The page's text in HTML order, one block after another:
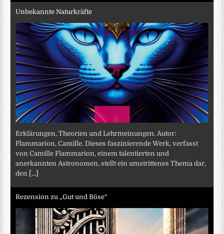
Unbekannte Naturkräfte
Erklärungen, Theorien und Lehrmeinungen. Autor:
Flammarion, Camille. Dieses faszinierende Werk, verfasst
von Camille Flammarion, einem talentierten und
anerkannten Astronomen, stellt ein umstrittenes Thema dar,
den [...]
Rezension zu „Gut und Böse“